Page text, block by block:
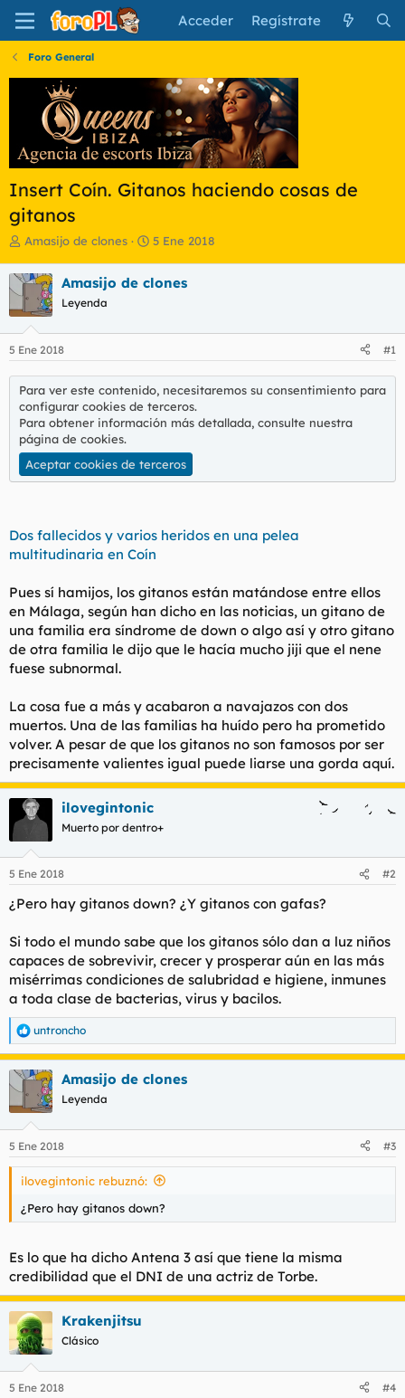
Acceder Regístrate
Foro General
Insert Coín. Gitanos haciendo cosas de
gitanos
I
i
c
a
d
o
d
e
l
t
e
m
a
Amasijo de clones
F
h
e
i
c
i
5 Ene 2018
Amasijo de clones
Leyenda
5 Ene 2018 #1
Para ver este contenido, necesitaremos su consentimiento para
configurar cookies de terceros.
Para obtener información más detallada, consulte nuestra
página de cookies.
Aceptar cookies de terceros
Dos fallecidos y varios heridos en una pelea
multitudinaria en Coín
Pues sí hamijos, los gitanos están matándose entre ellos
en Málaga, según han dicho en las noticias, un gitano de
una familia era síndrome de down o algo así y otro gitano
de otra familia le dijo que le hacía mucho jiji que el nene
fuese subnormal.
La cosa fue a más y acabaron a navajazos con dos
muertos. Una de las familias ha huído pero ha prometido
volver. A pesar de que los gitanos no son famosos por ser
precisamente valientes igual puede liarse una gorda aquí.
ilovegintonic
Muerto por dentro+
5 Ene 2018 #2
¿Pero hay gitanos down? ¿Y gitanos con gafas?
Si todo el mundo sabe que los gitanos sólo dan a luz niños
capaces de sobrevivir, crecer y prosperar aún en las más
misérrimas condiciones de salubridad e higiene, inmunes
a toda clase de bacterias, virus y bacilos.
R
e
a
c
c
i
e
s
untroncho
Amasijo de clones
Leyenda
5 Ene 2018 #3
ilovegintonic rebuznó:
¿Pero hay gitanos down?
Es lo que ha dicho Antena 3 así que tiene la misma
credibilidad que el DNI de una actriz de Torbe.
Krakenjitsu
Clásico
5 Ene 2018 #4